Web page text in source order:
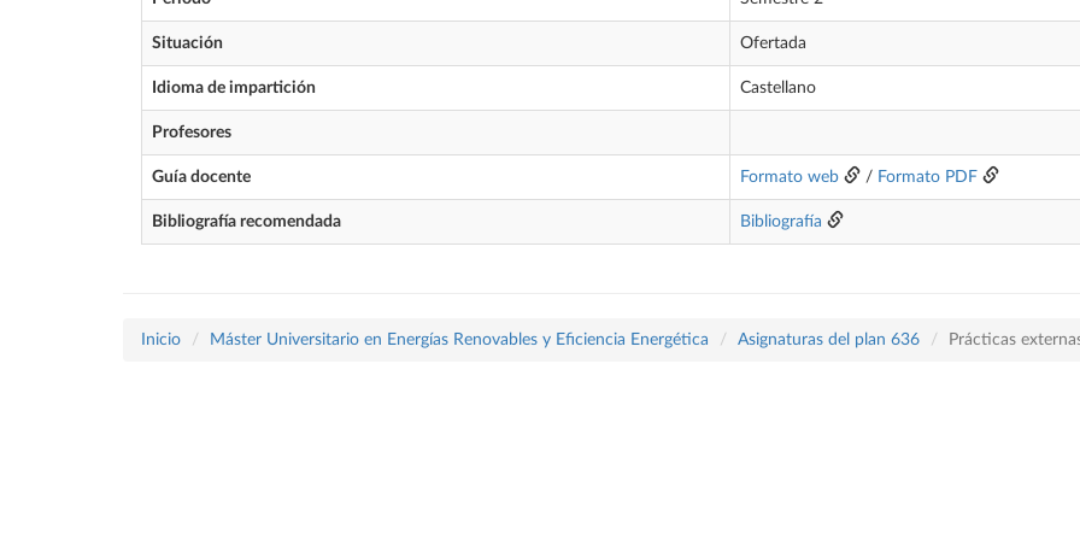
Situación Ofertada
Idioma de impartición Castellano
Profesores
Guía docente Formato web / Formato PDF
Bibliografía recomendada Bibliografía
Inicio Máster Universitario en Energías Renovables y Eficiencia Energética Asignaturas del plan 636 Prácticas